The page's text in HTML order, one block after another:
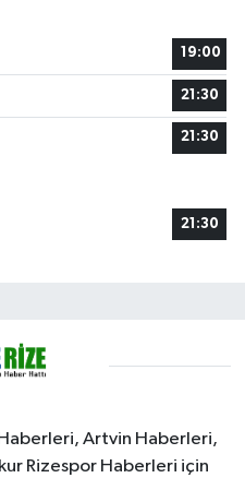
19:00
21:30
21:30
21:30
Artvin Haberleri,
Rizespor Haberleri için